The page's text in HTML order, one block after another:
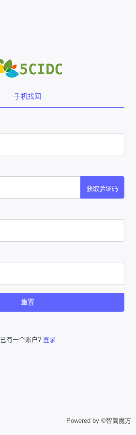
手机找回
获取验证码
重置
已有一个账户? 登录
Powered by ©智简魔方